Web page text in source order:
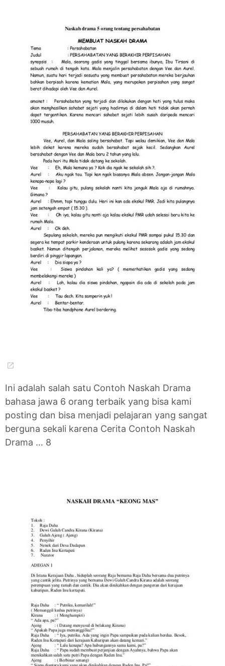
Ini adalah salah satu Contoh Naskah Drama
bahasa jawa 6 orang terbaik yang bisa kami
posting dan bisa menjadi pelajaran yang sangat
berguna sekali karena Cerita Contoh Naskah
Drama … 8